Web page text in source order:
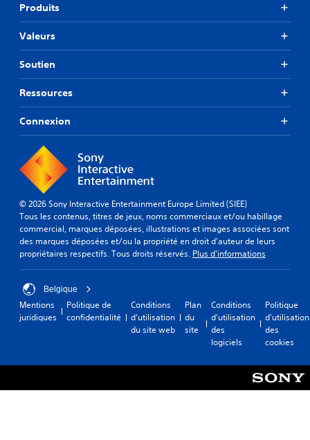
Produits
Valeurs
Soutien
Ressources
Connexion
© 2026 Sony Interactive Entertainment Europe Limited (SIEE)
Tous les contenus, titres de jeux, noms commerciaux et/ou habillage
commercial, marques déposées, illustrations et images associées sont
des marques déposées et/ou la propriété en droit d'auteur de leurs
propriétaires respectifs. Tous droits réservés. Plus d'informations
Belgique
Mentions
juridiques
Politique de
confidentialité
Conditions
d'utilisation
du site web
Plan
du
site
Conditions
d'utilisation
des
logiciels
Politique
d'utilisation
des
cookies